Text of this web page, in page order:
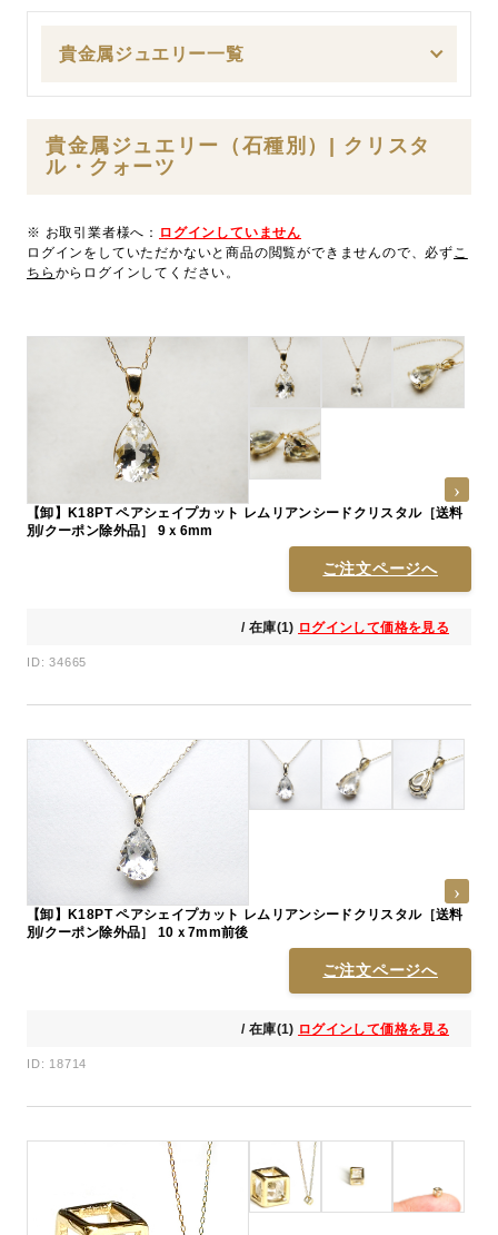
貴金属ジュエリー一覧
貴金属ジュエリー（石種別）| クリスタ
ル・クォーツ
※ お取引業者様へ： ログインしていません
ログインをしていただかないと商品の閲覧ができませんので、必ずこ
ちら からログインしてください。
【卸】K18PT ペアシェイプカット レムリアンシードクリスタル［送料
別/クーポン除外品］ 9ｘ6mm
ご注文ページへ
/ 在庫(1) ログインして価格を見る
ID: 34665
【卸】K18PT ペアシェイプカット レムリアンシードクリスタル［送料
別/クーポン除外品］ 10ｘ7mm前後
ご注文ページへ
/ 在庫(1) ログインして価格を見る
ID: 18714